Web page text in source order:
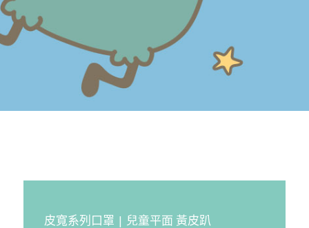
皮寬系列口罩 | 兒童平面 黃皮趴